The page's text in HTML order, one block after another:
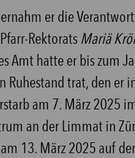
er die
Rektorats Mariä
Amt hatte er bis zum
Ruhestand trat, den er
am 7. März 2025
an der Limmat in
13. März 2025 auf